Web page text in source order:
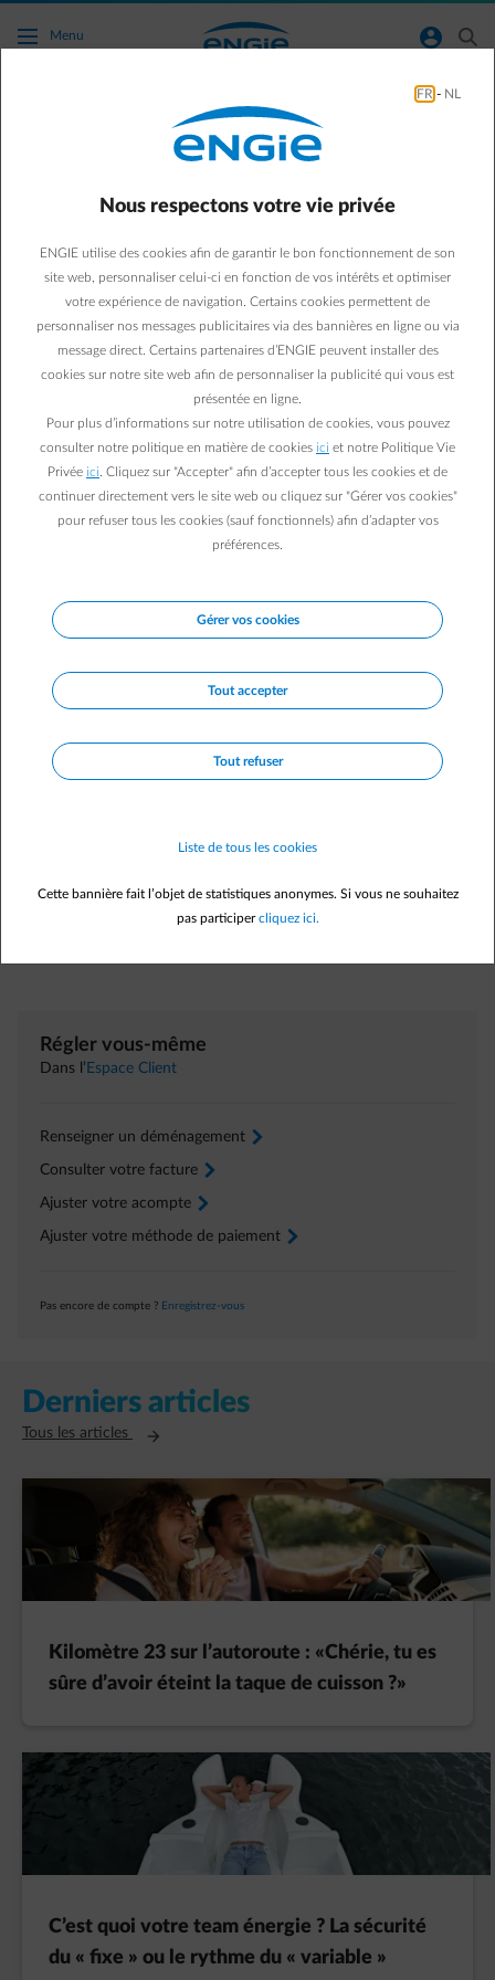
Accéder au contenu principal
Menu normal-account-circle search
Je veux savoir à quoi ressemble un code
EAN est synonyme de European Article Numbering.
Les fournisseurs et les gestionnaires de réseau de distribution
utilisent ces codes pour identifier les points d'approvisionnement
en électricité ou en gaz. Chaque connexion d’électricité et de gaz
sur le réseau de distribution du gestionnaire de réseau a un code
EAN distinct. Un changement de fournisseur ou un déménagement
sera plus facile si vous pouvez nous donner ce code.
Questions fréquemment posées
Où puis-je trouver mon numéro de compteur ?
Comment savoir si mon compteur est ouvert ou fermé ?
ma nouvelle habitation ?
Que dois-je faire s'il y a un limiteur de puissance installé
Régler vous-même
Dans l’ Espace Client
Renseigner un déménagement arrow-right
Consulter votre facture arrow-right
Ajuster votre acompte arrow-right
Ajuster votre méthode de paiement arrow-right
Pas encore de compte ? Enregistrez-vous
Derniers articles
Tous les articles Ouvre un nouvel onglet
Kilomètre 23 sur l’autoroute : «Chérie, tu es
sûre d’avoir éteint la taque de cuisson ?»
C’est quoi votre team énergie ? La sécurité
du « fixe » ou le rythme du « variable »
FR - NL
Nous respectons votre vie privée
ENGIE utilise des cookies afin de garantir le bon fonctionnement de son
site web, personnaliser celui-ci en fonction de vos intérêts et optimiser
votre expérience de navigation. Certains cookies permettent de
personnaliser nos messages publicitaires via des bannières en ligne ou via
message direct. Certains partenaires d’ENGIE peuvent installer des
cookies sur notre site web afin de personnaliser la publicité qui vous est
présentée en ligne.
Pour plus d’informations sur notre utilisation de cookies, vous pouvez
consulter notre politique en matière de cookies ici et notre Politique Vie
Privée ici . Cliquez sur "Accepter" afin d’accepter tous les cookies et de
continuer directement vers le site web ou cliquez sur "Gérer vos cookies"
pour refuser tous les cookies (sauf fonctionnels) afin d’adapter vos
préférences.
Gérer vos cookies
Tout accepter
Tout refuser
Liste de tous les cookies
Cette bannière fait l’objet de statistiques anonymes. Si vous ne souhaitez
pas participercliquez ici.